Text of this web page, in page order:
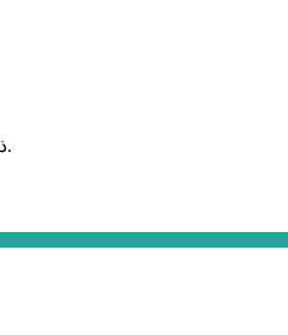
ذخیره نام، ایمیل و وبسایت من در مرورگر برای زمانی که دوباره دیدگاهی می‌نویسم.